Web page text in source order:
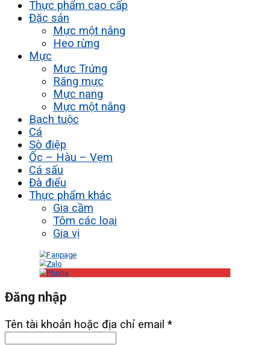
Thực phẩm cao cấp
Đặc sản
Mực một nắng
Heo rừng
Mực
Mực Trứng
Răng mực
Mực nang
Mực một nắng
Bạch tuộc
Cá
Sò điệp
Ốc – Hàu – Vẹm
Cá sấu
Đà điểu
Thực phẩm khác
Gia cầm
Tôm các loại
Gia vị
Đăng nhập
Tên tài khoản hoặc địa chỉ email *